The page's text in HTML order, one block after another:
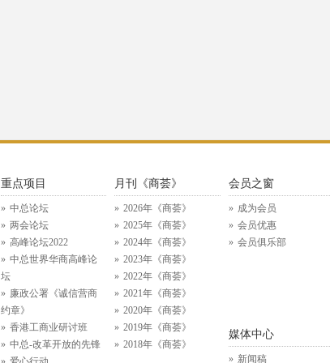
重点项目
中总论坛
两会论坛
高峰论坛2022
中总世界华商高峰论
坛
廉政公署《诚信营商
约章》
香港工商业研讨班
中总-改革开放的先锋
月刊《商荟》
2026年《商荟》
2025年《商荟》
2024年《商荟》
2023年《商荟》
2022年《商荟》
2021年《商荟》
2020年《商荟》
2019年《商荟》
2018年《商荟》
会员之窗
成为会员
会员优惠
会员俱乐部
媒体中心
新闻稿